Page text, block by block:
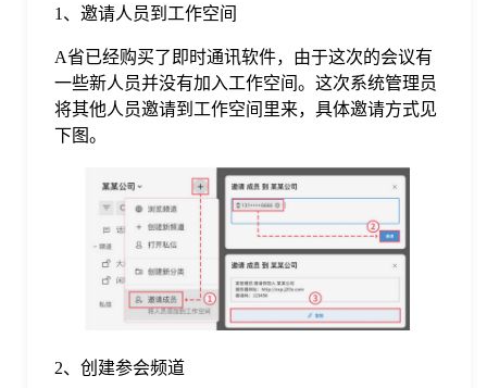
题
1、邀请人员到工作空间
A省已经购买了即时通讯软件，由于这次的会议有
一些新人员并没有加入工作空间。这次系统管理员
将其他人员邀请到工作空间里来，具体邀请方式见
下图。
2、创建参会频道